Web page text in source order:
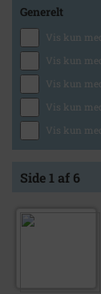
Generelt
Vis kun
Vis kun
Vis kun
Vis kun
Vis kun
Side 1 af 6